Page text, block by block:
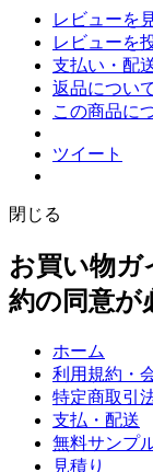
レビューを
レビューを
支払い・配
返品につい
この商品に
ツイート
閉じる
お買い物ガ
約の同意が
ホーム
利用規約・
特定商取引
支払・配送
無料サンプ
見積り